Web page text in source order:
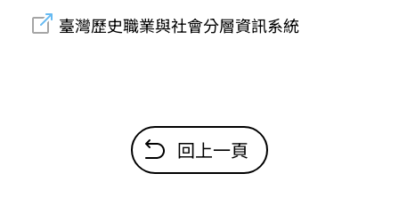
臺灣歷史職業與社會分層資訊系統
回上一頁